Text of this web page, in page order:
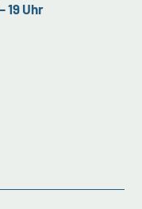
19 Uhr